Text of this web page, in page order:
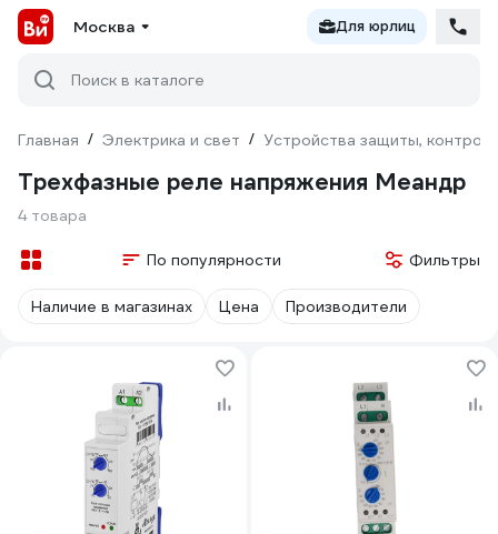
Москва Для юрлиц
Поиск в каталоге
Главная / Электрика и свет / Устройства защиты,
Трехфазные реле напряжения Меандр
4 товара
По популярности Фильтры
Наличие в магазинах Цена Производители